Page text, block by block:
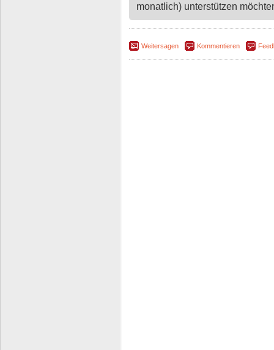
monatlich) unterstützen
Weitersagen Kommentieren